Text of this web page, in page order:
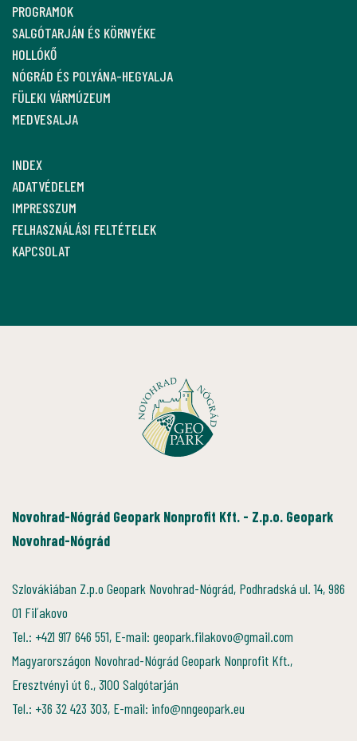
PROGRAMOK
SALGÓTARJÁN ÉS KÖRNYÉKE
HOLLÓKŐ
NÓGRÁD ÉS POLYÁNA-HEGYALJA
FÜLEKI VÁRMÚZEUM
MEDVESALJA
INDEX
ADATVÉDELEM
IMPRESSZUM
FELHASZNÁLÁSI FELTÉTELEK
KAPCSOLAT
Novohrad-Nógrád Geopark Nonprofit Kft. - Z.p.o. Geopark
Novohrad-Nógrád
Szlovákiában Z.p.o Geopark Novohrad-Nógrád, Podhradská ul. 14, 986
01 Fiľakovo
Tel.: +421 917 646 551, E-mail: geopark.filakovo@gmail.com
Magyarországon Novohrad-Nógrád Geopark Nonprofit Kft.,
Eresztvényi út 6., 3100 Salgótarján
Tel.: +36 32 423 303, E-mail: info@nngeopark.eu